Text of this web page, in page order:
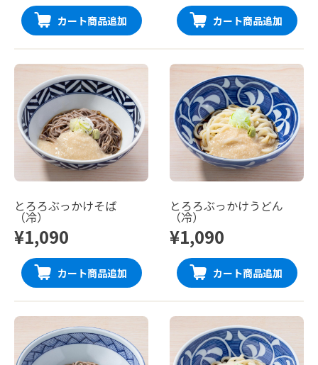
カート商品追加 カート商品追加
とろろぶっかけそば
（冷）
¥1,090
カート商品追加
とろろぶっかけうどん
（冷）
¥1,090
カート商品追加